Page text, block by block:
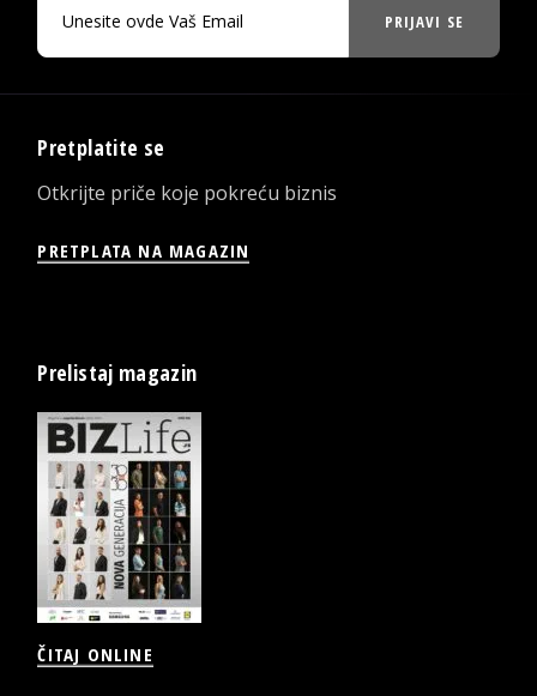
PRIJAVI SE
Pretplatite se
Otkrijte priče koje pokreću biznis
PRETPLATA NA MAGAZIN
Prelistaj magazin
ČITAJ ONLINE